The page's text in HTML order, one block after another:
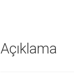
Açıklama